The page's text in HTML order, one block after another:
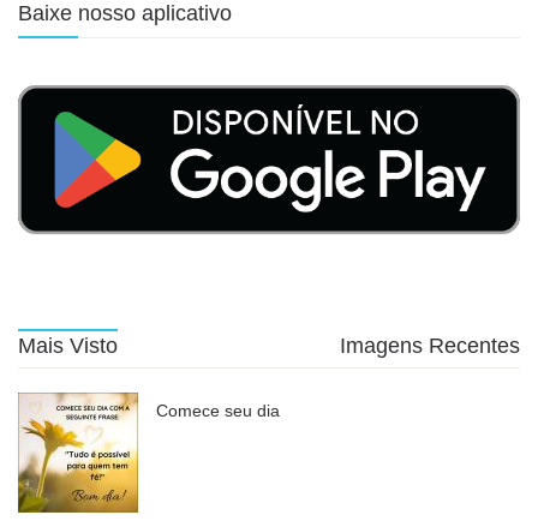
Baixe nosso aplicativo
Mais Visto Imagens Recentes
Comece seu dia